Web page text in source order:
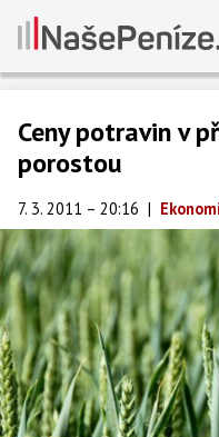
Ceny potravin v
porostou
7. 3. 2011 – 20:16 |